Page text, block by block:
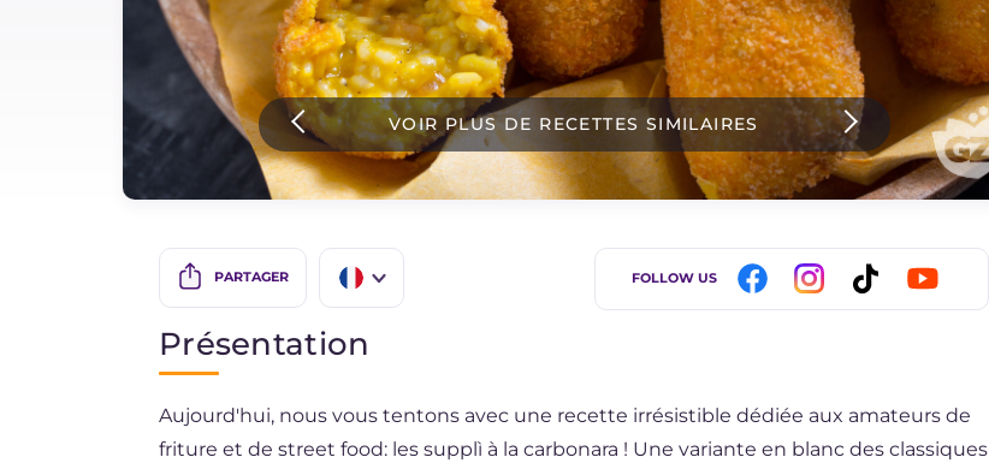
Instagram
YouTube
VOIR PLUS DE RECETTES SIMILAIRES
PARTAGER
ES
FOLLOW US
Présentation
Aujourd'hui, nous vous tentons avec une recette irrésistible dédiée aux amateurs de
friture et de street food: les supplì à la carbonara ! Une variante en blanc des classiques